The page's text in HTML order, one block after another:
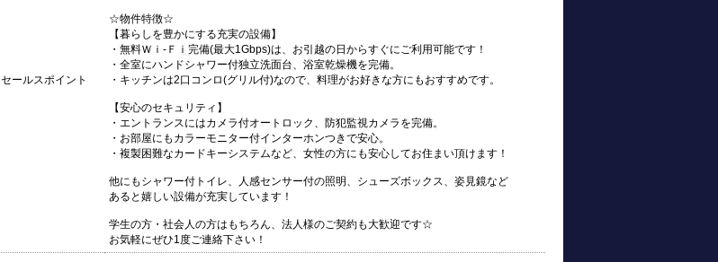
セールスポイント
☆物件特徴☆
【暮らしを豊かにする充実の設備】
・無料Ｗｉ-Ｆｉ完備(最大1Gbps)は、お引越の日からすぐにご利用可能です！
・全室にハンドシャワー付独立洗面台、浴室乾燥機を完備。
・キッチンは2口コンロ(グリル付)なので、料理がお好きな方にもおすすめです。
【安心のセキュリティ】
・エントランスにはカメラ付オートロック、防犯監視カメラを完備。
・お部屋にもカラーモニター付インターホンつきで安心。
・複製困難なカードキーシステムなど、女性の方にも安心してお住まい頂けます！
他にもシャワー付トイレ、人感センサー付の照明、シューズボックス、姿見鏡など
あると嬉しい設備が充実しています！
学生の方・社会人の方はもちろん、法人様のご契約も大歓迎です☆
お気軽にぜひ1度ご連絡下さい！